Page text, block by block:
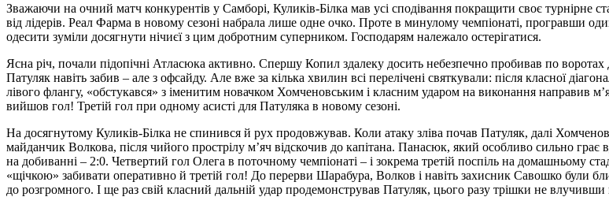
Зважаючи на очний матч конкурентів у Самборі, Куликів-Білка мав усі сподівання покращити своє турнірне
від лідерів. Реал Фарма в новому сезоні набрала лише одне очко. Проте в минулому чемпіонаті, програвши
одесити зуміли досягнути нічиєї з цим добротним суперником. Господарям належало остерігатися.
Ясна річ, почали підопічні Атласюка активно. Спершу Копил здалеку досить небезпечно пробивав по воротах
Патуляк навіть забив – але з офсайду. Але вже за кілька хвилин всі перелічені святкували: після класної
лівого флангу, «обстукався» з іменитим новачком Хомченовським і класним ударом на виконання направив
вийшов гол! Третій гол при одному асисті для Патуляка в новому сезоні.
На досягнутому Куликів-Білка не спинився й рух продовжував. Коли атаку зліва почав Патуляк, далі
майданчик Волкова, після чийого прострілу м’яч відскочив до капітана. Панасюк, який особливо сильно грає
на добиванні – 2:0. Четвертий гол Олега в поточному чемпіонаті – і зокрема третій поспіль на домашньому
«щічкою» забивати оперативно й третій гол! До перерви Шарабура, Волков і навіть захисник Савошко були
до розгромного. І ще раз свій класний дальній удар продемонстрував Патуляк, цього разу трішки не влучивши